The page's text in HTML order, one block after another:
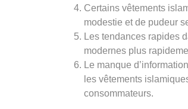
Certains vêtements
modestie et de pudeur
Les tendances rapides
modernes plus
Le manque
les vêtements
consommateurs.